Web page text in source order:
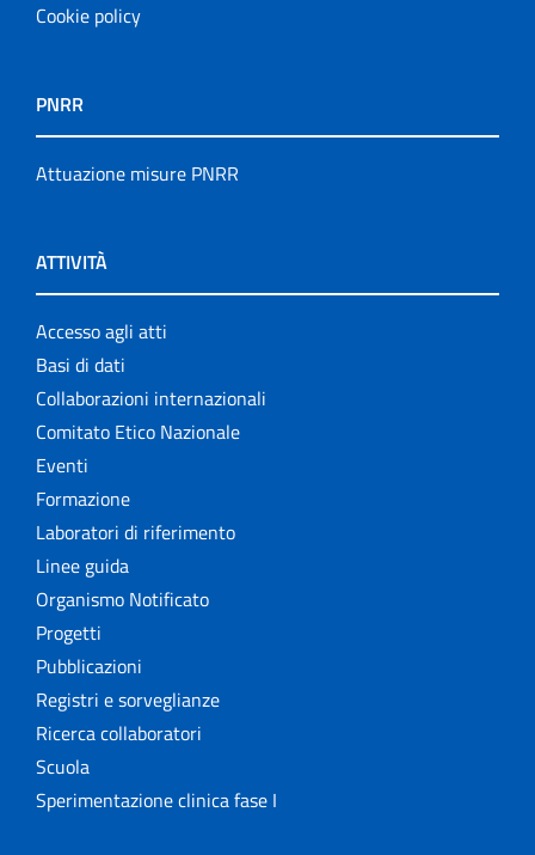
Cookie policy
PNRR
Attuazione misure PNRR
ATTIVITÀ
Accesso agli atti
Basi di dati
Collaborazioni internazionali
Comitato Etico Nazionale
Eventi
Formazione
Laboratori di riferimento
Linee guida
Organismo Notificato
Progetti
Pubblicazioni
Registri e sorveglianze
Ricerca collaboratori
Scuola
Sperimentazione clinica fase I